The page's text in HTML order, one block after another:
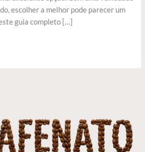
escolher a melhor pode parecer um
guia completo […]